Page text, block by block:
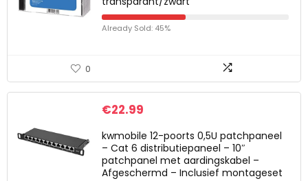
Already Sold: 45%
0
€22.99
kwmobile 12-poorts 0,5U patchpaneel
– Cat 6 distributiepaneel – 10″
patchpanel met aardingskabel –
Afgeschermd – Inclusief montageset